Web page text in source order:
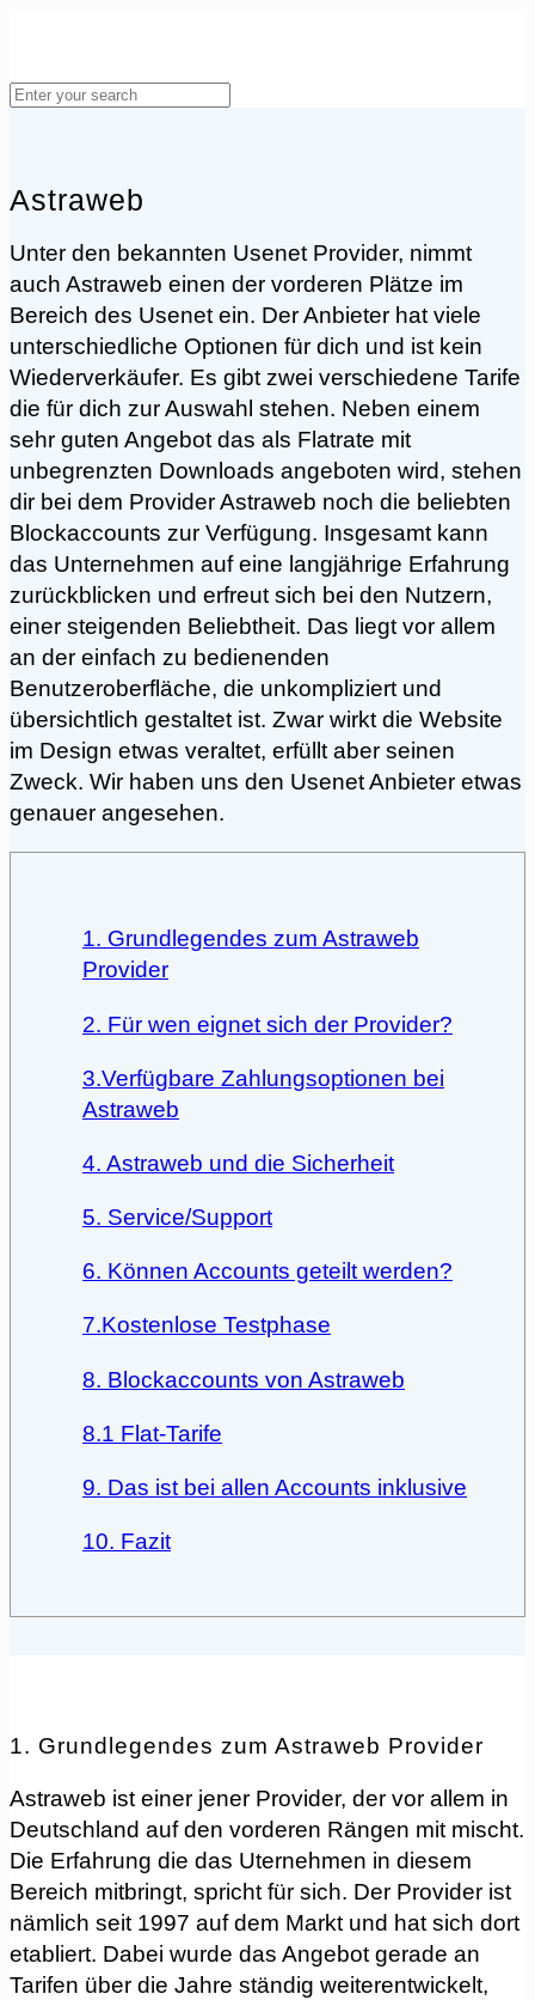
Astraweb
Unter den bekannten Usenet Provider, nimmt
auch Astraweb einen der vorderen Plätze im
Bereich des Usenet ein. Der Anbieter hat viele
unterschiedliche Optionen für dich und ist kein
Wiederverkäufer. Es gibt zwei verschiedene Tarife
die für dich zur Auswahl stehen. Neben einem
sehr guten Angebot das als Flatrate mit
unbegrenzten Downloads angeboten wird, stehen
dir bei dem Provider Astraweb noch die beliebten
Blockaccounts zur Verfügung. Insgesamt kann
das Unternehmen auf eine langjährige Erfahrung
zurückblicken und erfreut sich bei den Nutzern,
einer steigenden Beliebtheit. Das liegt vor allem
an der einfach zu bedienenden
Benutzeroberfläche, die unkompliziert und
übersichtlich gestaltet ist. Zwar wirkt die Website
im Design etwas veraltet, erfüllt aber seinen
Zweck. Wir haben uns den Usenet Anbieter etwas
genauer angesehen.
1. Grundlegendes zum Astraweb
Provider
2. Für wen eignet sich der Provider?
3.Verfügbare Zahlungsoptionen bei
Astraweb
4. Astraweb und die Sicherheit
5. Service/Support
6. Können Accounts geteilt werden?
7.Kostenlose Testphase
8. Blockaccounts von Astraweb
8.1 Flat-Tarife
9. Das ist bei allen Accounts inklusive
10. Fazit
1. Grundlegendes zum Astraweb Provider
Astraweb ist einer jener Provider, der vor allem in
Deutschland auf den vorderen Rängen mit mischt.
Die Erfahrung die das Uternehmen in diesem
Bereich mitbringt, spricht für sich. Der Provider ist
nämlich seit 1997 auf dem Markt und hat sich dort
etabliert. Dabei wurde das Angebot gerade an
Tarifen über die Jahre ständig weiterentwickelt,